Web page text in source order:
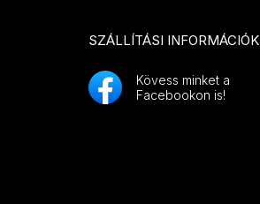
SZÁLLÍTÁSI INFORMÁCIÓK
Kövess minket a
Facebookon is!